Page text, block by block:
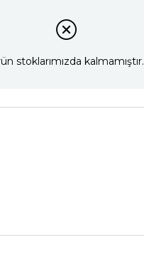
stoklarımızda kalmamıştır.